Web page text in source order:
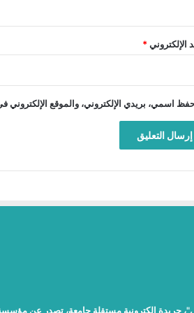
الإلكتروني*
اسمي، بريدي الإلكتروني، والموقع الإلكتروني